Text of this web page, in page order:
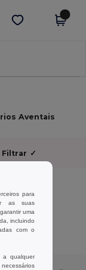
Obter app
Aventais
Filtrar ✓
para
as suas
uma
incluindo
com o
a qualquer